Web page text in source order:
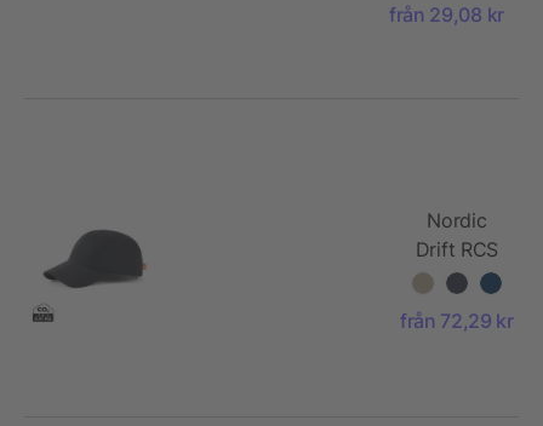
från 29,08 kr
Nordic
Drift RCS
Aero UPF
50+ cap
från 72,29 kr